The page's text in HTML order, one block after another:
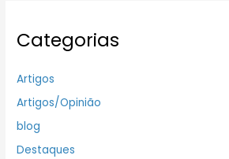
Categorias
Artigos
Artigos/Opinião
blog
Destaques